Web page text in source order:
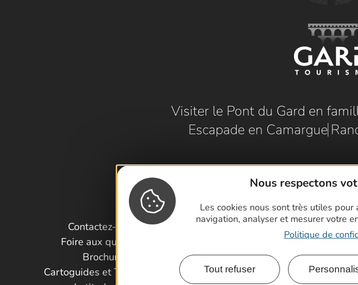
Nous respectons
Les cookies nous sont très utiles
navigation, analyser et mesurer votre
Politique de
Tout refuser
Visiter le Pont du Gard en
Escapade en Camargue
Contactez-nous !
Foire aux questions
Brochures
Cartoguides et Topoguides